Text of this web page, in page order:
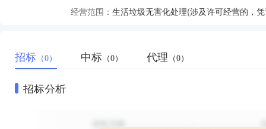
经营范围： 生活垃圾无害化处理(涉及许可经营的，
招标 （0） 中标 （0） 代理 （0）
招标分析